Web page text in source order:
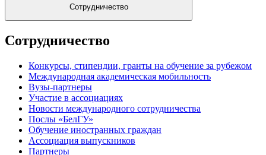
Сотрудничество
Сотрудничество
Конкурсы, стипендии, гранты на обучение за рубежом
Международная академическая мобильность
Вузы-партнеры
Участие в ассоциациях
Новости международного сотрудничества
Послы «БелГУ»
Обучение иностранных граждан
Ассоциация выпускников
Партнеры